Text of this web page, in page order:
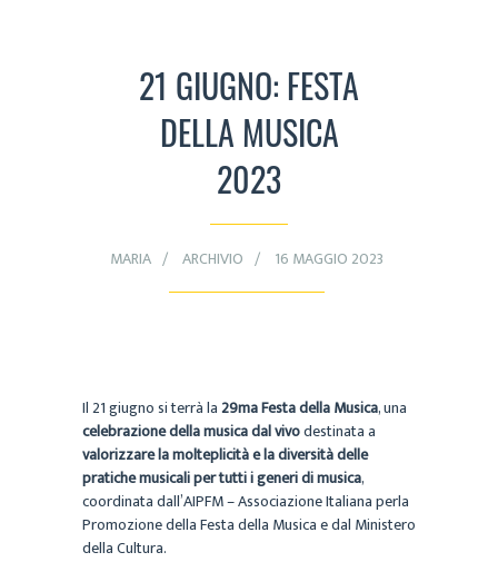
21 GIUGNO: FESTA
DELLA MUSICA
2023
MARIA ARCHIVIO 16 MAGGIO 2023
Il 21 giugno si terrà la29ma Festa della Musica, una
celebrazione della musica dal vivodestinata a
valorizzare la molteplicità e la diversità delle
pratiche musicali per tutti i generi di musica,
coordinata dall’AIPFM – Associazione Italiana perla
Promozione della Festa della Musica e dal Ministero
della Cultura.